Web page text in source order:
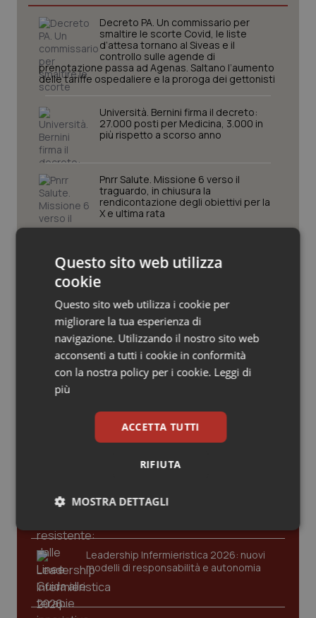
Piemonte
Provincia Autonoma di Bolzano
Provincia Autonoma di Trento
Puglia
Sardegna
Sicilia
Toscana
Umbria
Valle D’Aosta
Veneto
HIV
Infezioni & Febbre
Ipertensione & Scompenso
Malattie rare
Malattia di Crohn & Rettocolite Ulcerosa
Neuroscienze & patologie neurodegenerative
Obesità
Oftalmologia
Oncodermatologia
Oncoematologia
Oncologia & Nutrizione
Psoriasi & pelle
Quotidiano Pediatria
Rene & patologie urogenitali
Decreto PA. Un commissario per
smaltire le scorte Covid, le liste
d’attesa tornano al Siveas e il
controllo sulle agende di
prenotazione passa ad Agenas. Saltano l’aumento
delle tariffe ospedaliere e la proroga dei gettonisti
Università. Bernini firma il decreto:
27.000 posti per Medicina, 3.000 in
più rispetto a scorso anno
Pnrr Salute. Missione 6 verso il
traguardo, in chiusura la
rendicontazione degli obiettivi per la
X e ultima rata
al numero 1500 dal 22 giugno.
Proseguono monitoraggi e campagna
informativa
Ultime analisi e review da QS Pro
Gold
Cloud sanitario: infrastrutture,
compliance, GDPR e Risk management
dalle Linee Guida alle terapie innovative
Leadership Infermieristica 2026: nuovi
modelli di responsabilità e autonomia
Questo sito web utilizza
cookie
Questo sito web utilizza i cookie per
migliorare la tua esperienza di
navigazione. Utilizzando il nostro sito web
acconsenti a tutti i cookie in conformità
con la nostra policy per i cookie. Leggi di
più
ACCETTA TUTTI
RIFIUTA
MOSTRA DETTAGLI
Necessari Statistici Marketing